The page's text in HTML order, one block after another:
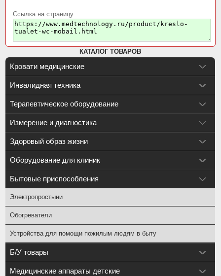
Ссылка на страницу
КАТАЛОГ ТОВАРОВ
Кровати медицинские
Инвалидная техника
Терапевтическое оборудование
Измерение и диагностика
Здоровый образ жизни
Оборудование для клиник
Бытовые приспособления
Электропростыни
Обогреватели
Устройства для помощи пожилым людям в быту
Б/У товары
Медицинские аппараты детские